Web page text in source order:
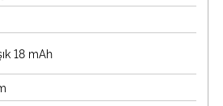
18 mAh